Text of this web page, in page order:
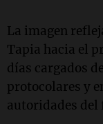
La imagen
Tapia hacia el
días cargados
protocolares y
autoridades